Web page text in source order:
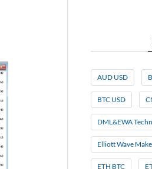
AUD USD
BTC USD
DML&EWA
Elliott Wave
ETH BTC